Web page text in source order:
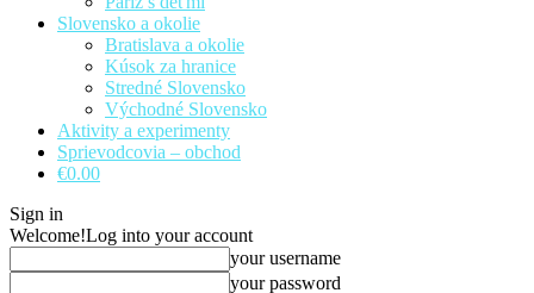
Slovensko a okolie
Bratislava a okolie
Kúsok za hranice
Stredné Slovensko
Východné Slovensko
Aktivity a experimenty
Sprievodcovia – obchod
€0.00
Sign in
Welcome!Log into your account
your username
your password